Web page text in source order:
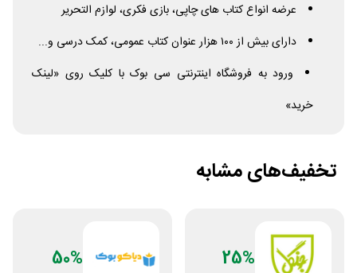
عرضه انواع کتاب های چاپی، بازی فکری، لوازم التحریر
دارای بیش از ۱۰۰ هزار عنوان کتاب عمومی، کمک درسی و...
ورود به فروشگاه اینترنتی سی بوک با کلیک روی «لینک
خرید»
تخفیف‌های مشابه
25%
50%